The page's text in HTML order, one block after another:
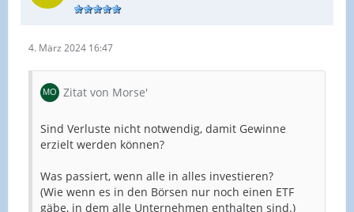
4. März 2024 16:47
Zitat von Morse'
Sind Verluste nicht notwendig, damit Gewinne
erzielt werden können?
Was passiert, wenn alle in alles investieren?
(Wie wenn es in den Börsen nur noch einen ETF
gäbe, in dem alle Unternehmen enthalten sind.)